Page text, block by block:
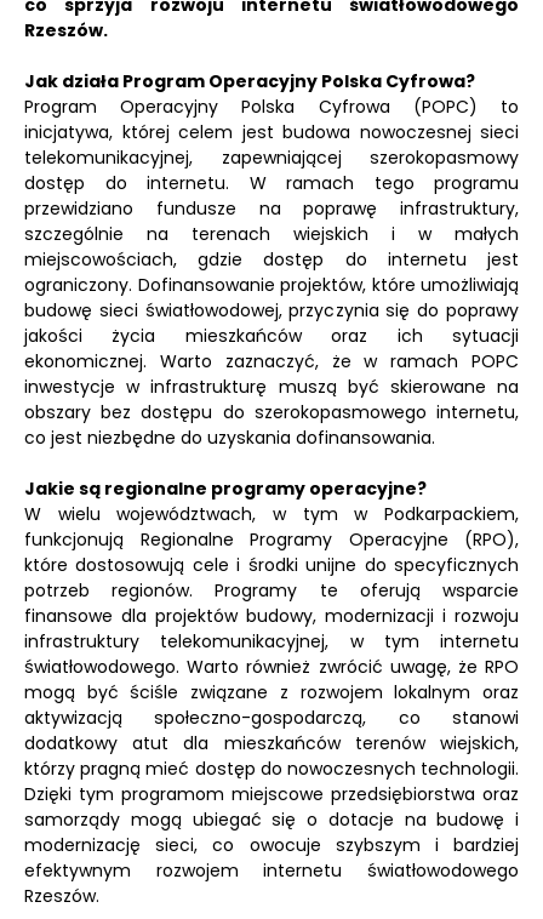
co sprzyja rozwoju internetu światłowodowego
Rzeszów.
Jak działa Program Operacyjny Polska Cyfrowa?
Program Operacyjny Polska Cyfrowa (POPC) to
inicjatywa, której celem jest budowa nowoczesnej sieci
telekomunikacyjnej, zapewniającej szerokopasmowy
dostęp do internetu. W ramach tego programu
przewidziano fundusze na poprawę infrastruktury,
szczególnie na terenach wiejskich i w małych
miejscowościach, gdzie dostęp do internetu jest
ograniczony. Dofinansowanie projektów, które umożliwiają
budowę sieci światłowodowej, przyczynia się do poprawy
jakości życia mieszkańców oraz ich sytuacji
ekonomicznej. Warto zaznaczyć, że w ramach POPC
inwestycje w infrastrukturę muszą być skierowane na
obszary bez dostępu do szerokopasmowego internetu,
co jest niezbędne do uzyskania dofinansowania.
Jakie są regionalne programy operacyjne?
W wielu województwach, w tym w Podkarpackiem,
funkcjonują Regionalne Programy Operacyjne (RPO),
które dostosowują cele i środki unijne do specyficznych
potrzeb regionów. Programy te oferują wsparcie
finansowe dla projektów budowy, modernizacji i rozwoju
infrastruktury telekomunikacyjnej, w tym internetu
światłowodowego. Warto również zwrócić uwagę, że RPO
mogą być ściśle związane z rozwojem lokalnym oraz
aktywizacją społeczno-gospodarczą, co stanowi
dodatkowy atut dla mieszkańców terenów wiejskich,
którzy pragną mieć dostęp do nowoczesnych technologii.
Dzięki tym programom miejscowe przedsiębiorstwa oraz
samorządy mogą ubiegać się o dotacje na budowę i
modernizację sieci, co owocuje szybszym i bardziej
efektywnym rozwojem internetu światłowodowego
Rzeszów.